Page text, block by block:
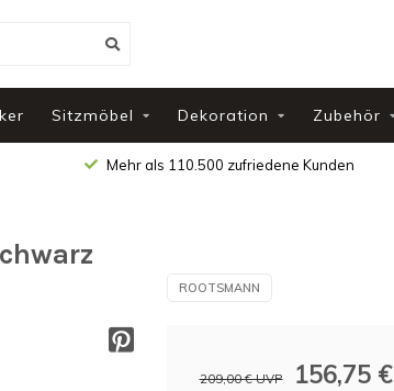
Sitzmöbel Dekoration Zubehör
Mehr als 110.500 zufriedene Kunden
ROOTSMANN
209,00 € UVP 156,75 €